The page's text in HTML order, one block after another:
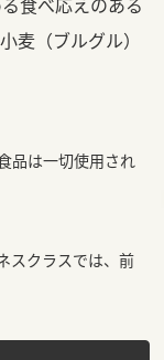
麦（ブルグル）
品は一切使用され
スクラスでは、前